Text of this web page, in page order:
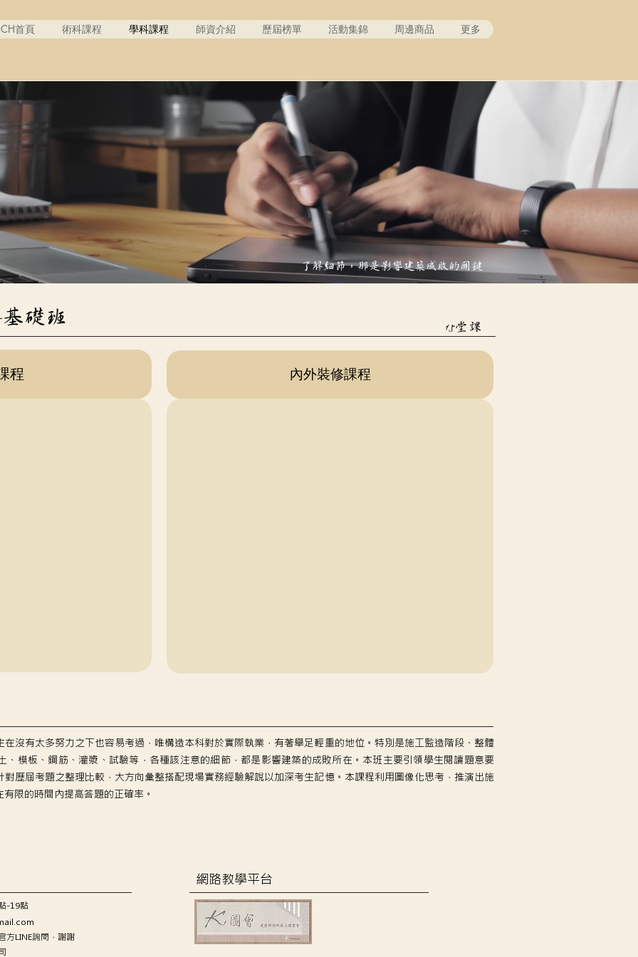
首頁 術科課程 學科課程 師資介紹 歷屆榜單 活動集錦 周邊商品 更多
了解細節，那是影響建築成敗的關鍵
礎班 15堂課
程 內外裝修課程
沒有太多努力之下也容易考過，唯構造本科對於實際執業，有著舉足輕重的地位。特別是施工監造階段、整體
、模板、鋼筋、灌漿、試驗等，各種該注意的細節，都是影響建築的成敗所在。本班主要引領學生閱讀題意要
歷屆考題之整理比較，大方向彙整搭配現場實務經驗解說以加深考生記憶。本課程利用圖像化思考，推演出施
限的時間內提高答題的正確率。
-19點
方LINE詢問，謝謝
網路教學平台